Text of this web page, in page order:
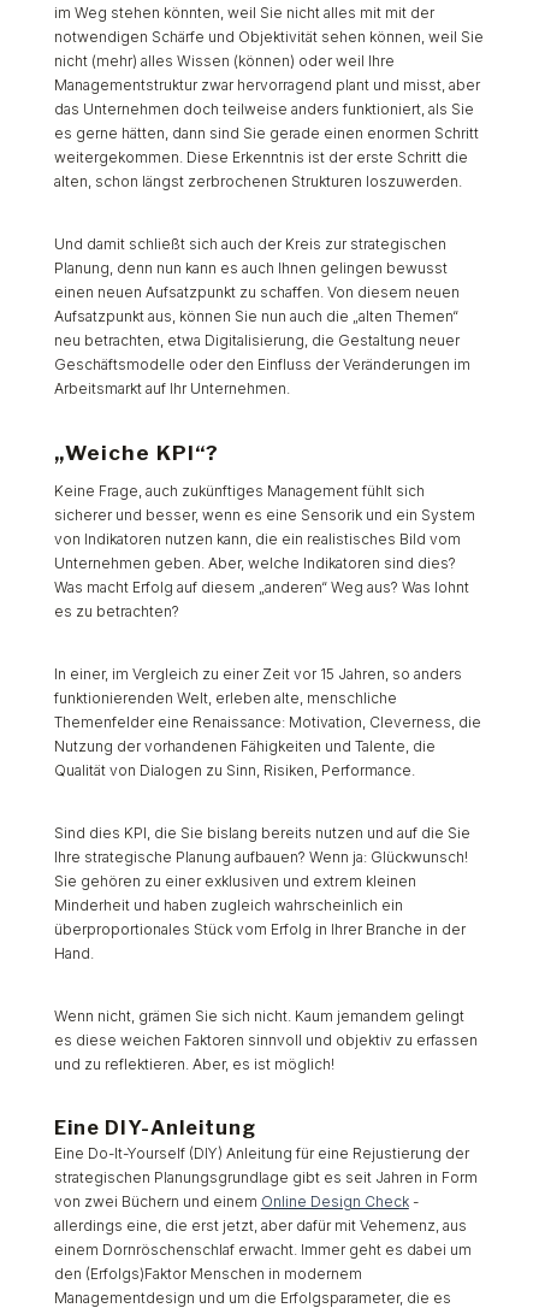
im Weg stehen könnten, weil Sie nicht alles mit mit der
notwendigen Schärfe und Objektivität sehen können, weil Sie
nicht (mehr) alles Wissen (können) oder weil Ihre
Managementstruktur zwar hervorragend plant und misst, aber
das Unternehmen doch teilweise anders funktioniert, als Sie
es gerne hätten, dann sind Sie gerade einen enormen Schritt
weitergekommen. Diese Erkenntnis ist der erste Schritt die
alten, schon längst zerbrochenen Strukturen loszuwerden.
Und damit schließt sich auch der Kreis zur strategischen
Planung, denn nun kann es auch Ihnen gelingen bewusst
einen neuen Aufsatzpunkt zu schaffen. Von diesem neuen
Aufsatzpunkt aus, können Sie nun auch die „alten Themen“
neu betrachten, etwa Digitalisierung, die Gestaltung neuer
Geschäftsmodelle oder den Einfluss der Veränderungen im
Arbeitsmarkt auf Ihr Unternehmen.
„Weiche KPI“?
Keine Frage, auch zukünftiges Management fühlt sich
sicherer und besser, wenn es eine Sensorik und ein System
von Indikatoren nutzen kann, die ein realistisches Bild vom
Unternehmen geben. Aber, welche Indikatoren sind dies?
Was macht Erfolg auf diesem „anderen“ Weg aus? Was lohnt
es zu betrachten?
In einer, im Vergleich zu einer Zeit vor 15 Jahren, so anders
funktionierenden Welt, erleben alte, menschliche
Themenfelder eine Renaissance: Motivation, Cleverness, die
Nutzung der vorhandenen Fähigkeiten und Talente, die
Qualität von Dialogen zu Sinn, Risiken, Performance.
Sind dies KPI, die Sie bislang bereits nutzen und auf die Sie
Ihre strategische Planung aufbauen? Wenn ja: Glückwunsch!
Sie gehören zu einer exklusiven und extrem kleinen
Minderheit und haben zugleich wahrscheinlich ein
überproportionales Stück vom Erfolg in Ihrer Branche in der
Hand.
Wenn nicht, grämen Sie sich nicht. Kaum jemandem gelingt
es diese weichen Faktoren sinnvoll und objektiv zu erfassen
und zu reflektieren. Aber, es ist möglich!
Eine DIY-Anleitung
Eine Do-It-Yourself (DIY) Anleitung für eine Rejustierung der
strategischen Planungsgrundlage gibt es seit Jahren in Form
von zwei Büchern und einem Online Design Check-
allerdings eine, die erst jetzt, aber dafür mit Vehemenz, aus
einem Dornröschenschlaf erwacht. Immer geht es dabei um
den (Erfolgs)Faktor Menschen in modernem
Managementdesign und um die Erfolgsparameter, die es